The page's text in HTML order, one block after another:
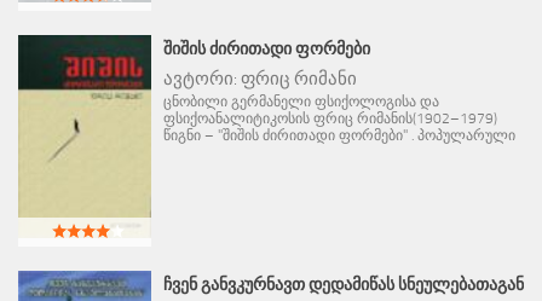
ᲨᲘᲨᲘᲡ ᲫᲘᲠᲘᲗᲐᲓᲘ ᲤᲝᲠᲛᲔᲑᲘ
ავტორი: ფრიც რიმანი
ცნობილი გერმანელი ფსიქოლოგისა და
ფსიქოანალიტიკოსის ფრიც რიმანის(1902–1979)
წიგნი – "შიშის ძირითადი ფორმები" . პოპულარული
ᲩᲕᲔᲜ ᲒᲐᲜᲕᲙᲣᲠᲜᲐᲕᲗ ᲓᲔᲓᲐᲛᲘᲬᲐᲡ ᲡᲜᲔᲣᲚᲔᲑᲐᲗᲐᲒᲐᲜ